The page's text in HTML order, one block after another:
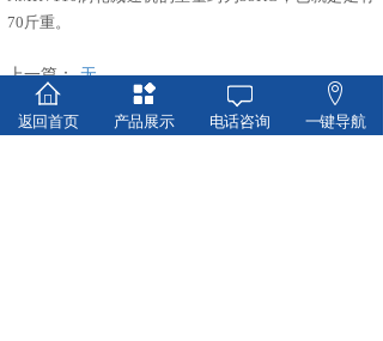
70斤重。
上一篇： 无
下一篇：
电机损坏的常见原因有哪些？
返回首页 产品展示 电话咨询 一键导航